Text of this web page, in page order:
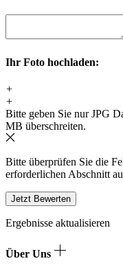
Ihr Foto hochladen:
+
+
Bitte geben Sie nur JPG
MB überschreiten.
Bitte überprüfen Sie die
erforderlichen Abschnitt
Ergebnisse aktualisieren
Über Uns